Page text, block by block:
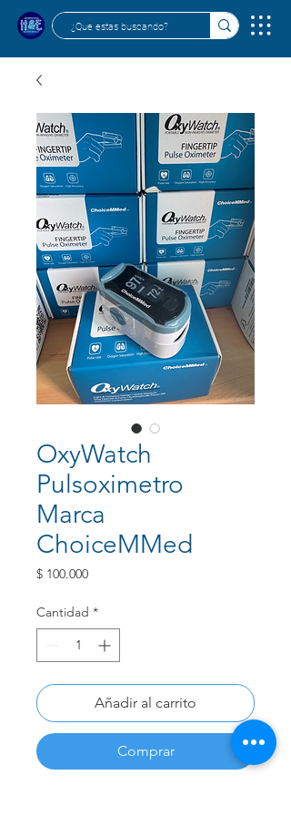
OxyWatch
Pulsoximetro
Marca
ChoiceMMed
$ 100.000Precio
Cantidad *
Añadir al carrito
Comprar